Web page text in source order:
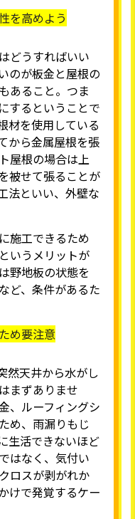
を高めよう
どうすればいい
のが板金と屋根の
あること。つま
するということで
材を使用している
から金属屋根を張
屋根の場合は上
被せて張ることが
法といい、外壁な
施工できるため
いうメリットが
野地板の状態を
ど、条件があるた
め要注意
然天井から水がし
まずありませ
、ルーフィングシ
め、雨漏りもじ
生活できないほど
はなく、気付い
ロスが剥がれか
けで発覚するケー